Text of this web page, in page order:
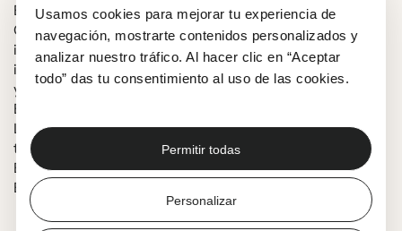
Usamos cookies para mejorar tu experiencia de
navegación, mostrarte contenidos personalizados y
analizar nuestro tráfico. Al hacer clic en “Aceptar
todo” das tu consentimiento al uso de las cookies.
Permitir todas
Personalizar
En la primera mitad del siglo XX, la música de
Centroeuropa influencia de manera reconocible la
industria cultural de Hollywood. Los artistas del disuelto
imperio Austrohúngaro vuelcan su creatividad en el cine,
y las operetas renacen en tierra americana. El vocalista
Botond Ódor, la pianista Luminita Duca y la narradora
Lucía Astigarraga rescatan algunos de los más populares
temas que florecieron en tierras americanas.
Espectáculo seleccionado en la convocatoria ‘Getxo
Eszena Irekia’.